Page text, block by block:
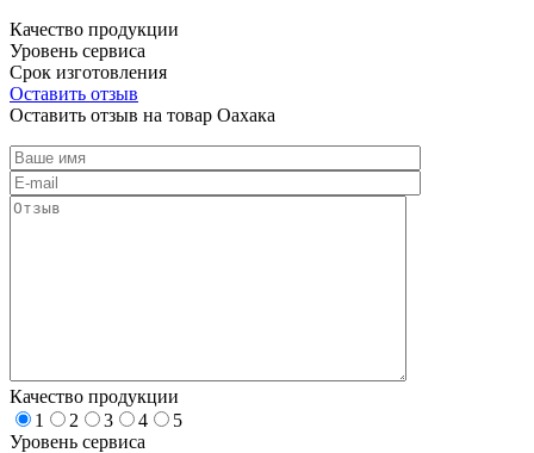
Качество продукции
Уровень сервиса
Срок изготовления
Оставить отзыв
Оставить отзыв на товар Оахака
Качество продукции
1
2 3 4
5
Уровень сервиса